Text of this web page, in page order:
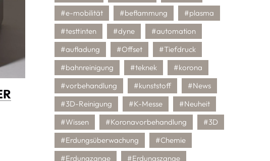
#e-mobilität
#beflammung
#plasma
#testtinten
#dyne
#automation
#aufladung
#Offset
#Tiefdruck
#bahnreinigung
#teknek
#korona
#vorbehandlung
#kunststoff
#News
#3D-Reinigung
#K-Messe
#Neuheit
#Wissen
#Koronavorbehandlung
#3D
#Erdungsüberwachung
#Chemie
#Erdungzange
#Erdungszange